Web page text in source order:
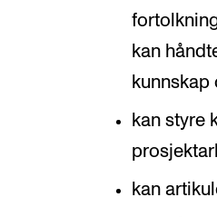
kan
kan styre
kan